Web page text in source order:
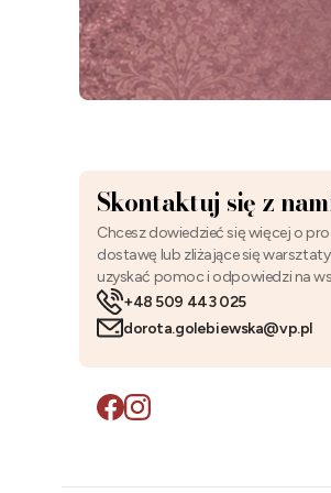
Skontaktuj się z
Chcesz dowiedzieć się więcej o
dostawę lub zliżające się
uzyskać pomoc i odpowiedzi na
+48 509 443 025
dorota.golebiewska@vp.pl